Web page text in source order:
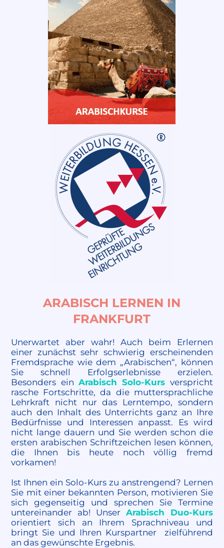
ARABISCH LERNEN IN
FRANKFURT
Unerwartet aber wahr! Auch beim Erlernen
einer zunächst sehr schwierig erscheinenden
Fremdsprache wie dem „Arabischen“, können
Sie schnell Erfolgserlebnisse erzielen.
Besonders ein Arabisch Solo-Kurs verspricht
rasche Fortschritte, da die muttersprachliche
Lehrkraft nicht nur das Lerntempo, sondern
auch den Inhalt des Unterrichts ganz an Ihre
Bedürfnisse und Interessen anpasst. Es wird
nicht lange dauern und Sie werden schon die
ersten arabischen Schriftzeichen lesen können,
die Ihnen bis heute noch völlig fremd
vorkamen!
Ist Ihnen ein Solo-Kurs zu anstrengend? Lernen
Sie mit einer bekannten Person, motivieren Sie
sich gegenseitig und sprechen Sie Termine
untereinander ab! Unser Arabisch Duo-Kurs
orientiert sich an Ihrem Sprachniveau und
bringt Sie und Ihren Kurspartner zielführend
an das gewünschte Ergebnis.